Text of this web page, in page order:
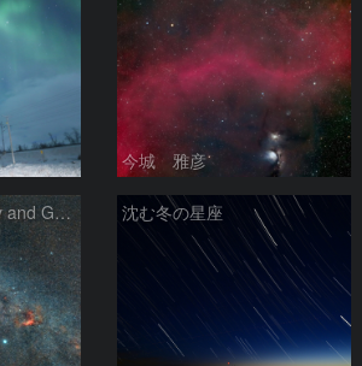
今城 雅彦
Southern Milky Way and Gum Nebula 沈む冬の星座